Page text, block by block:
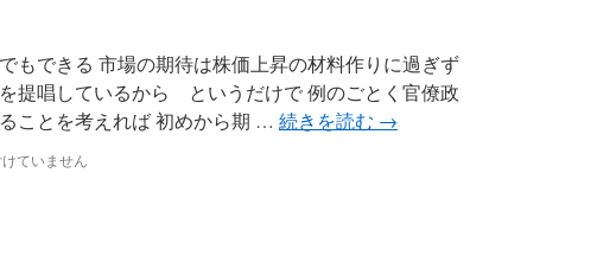
もできる 市場の期待は株価上昇の材料作りに過ぎず
提唱しているから というだけで 例のごとく官僚政
ことを考えれば 初めから期 … 続きを読む →
ていません